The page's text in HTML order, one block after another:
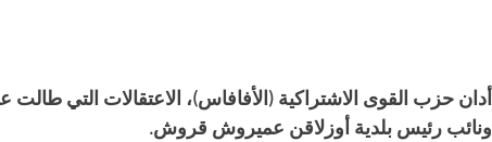
أدان حزب القوى الاشتراكية (الأفافاس)، الاعتقالات التي
ونائب رئيس بلدية أوزلاقن عميروش قروش.